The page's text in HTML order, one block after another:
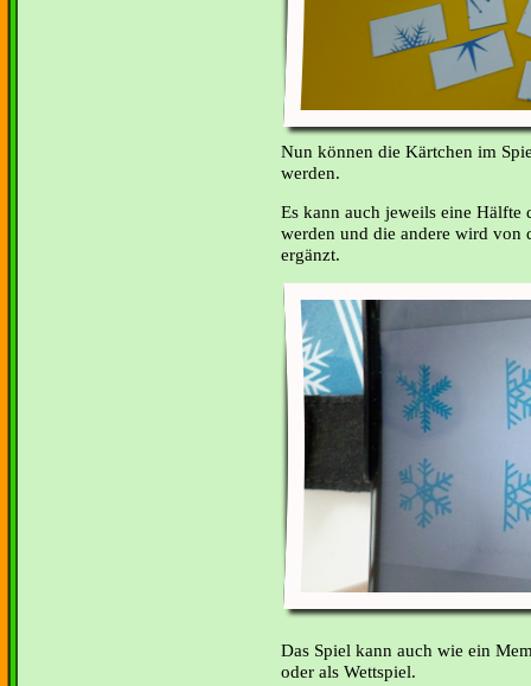
Nun können die Kärtchen im
werden.
Es kann auch jeweils eine Hälfte
werden und die andere wird von
ergänzt.
Das Spiel kann auch wie ein
oder als Wettspiel.